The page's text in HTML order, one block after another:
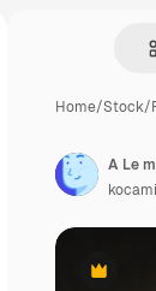
Home/Stock/
Premium
A Le